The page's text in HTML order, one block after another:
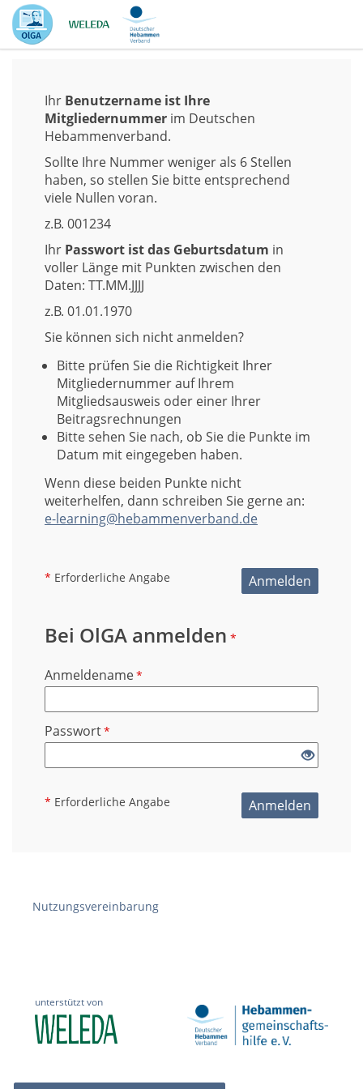
Ihr Benutzername ist Ihre
Mitgliedernummer im Deutschen
Hebammenverband.
Sollte Ihre Nummer weniger als 6 Stellen
haben, so stellen Sie bitte entsprechend
viele Nullen voran.
z.B. 001234
Ihr Passwort ist das Geburtsdatum in
voller Länge mit Punkten zwischen den
Daten: TT.MM.JJJJ
z.B. 01.01.1970
Sie können sich nicht anmelden?
Bitte prüfen Sie die Richtigkeit Ihrer
Mitgliedernummer auf Ihrem
Mitgliedsausweis oder einer Ihrer
Beitragsrechnungen
Bitte sehen Sie nach, ob Sie die Punkte im
Datum mit eingegeben haben.
Wenn diese beiden Punkte nicht
weiterhelfen, dann schreiben Sie gerne an:
e-learning@hebammenverband.de
Anmelden
* Erforderliche Angabe
Bei OlGA anmelden *
Anmeldename*
Passwort*
* Erforderliche Angabe Anmelden
Nutzungsvereinbarung
unterstützt von